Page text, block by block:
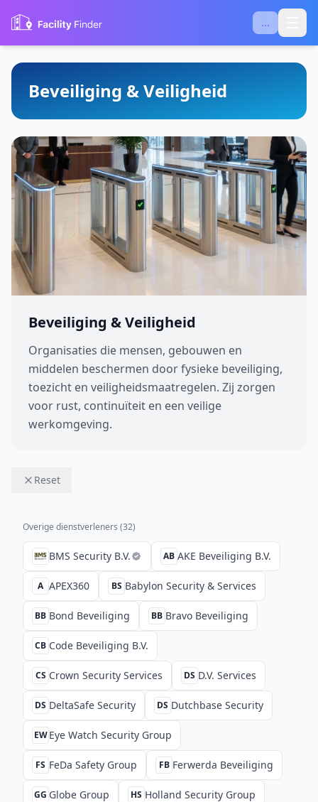
...
Beveiliging & Veiligheid
Beveiliging & Veiligheid
Organisaties die mensen, gebouwen en
middelen beschermen door fysieke beveiliging,
toezicht en veiligheidsmaatregelen. Zij zorgen
voor rust, continuïteit en een veilige
werkomgeving.
Reset
Overige dienstverleners (32)
BMS Security B.V. AB AKE Beveiliging B.V.
A APEX360 BS Babylon Security & Services
BB Bond Beveiliging BB Bravo Beveiliging
CB Code Beveiliging B.V.
CS Crown Security Services DS D.V. Services
DS DeltaSafe Security DS Dutchbase Security
EW Eye Watch Security Group
FS FeDa Safety Group FB Ferwerda Beveiliging
GG Globe Group HS Holland Security Group